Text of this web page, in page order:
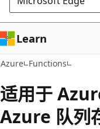
Learn
Azure Functions
适用于
Azure 队列